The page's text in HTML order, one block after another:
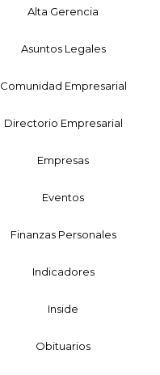
Alta Gerencia
Asuntos Legales
Comunidad Empresarial
Directorio Empresarial
Empresas
Eventos
Finanzas Personales
Indicadores
Inside
Obituarios